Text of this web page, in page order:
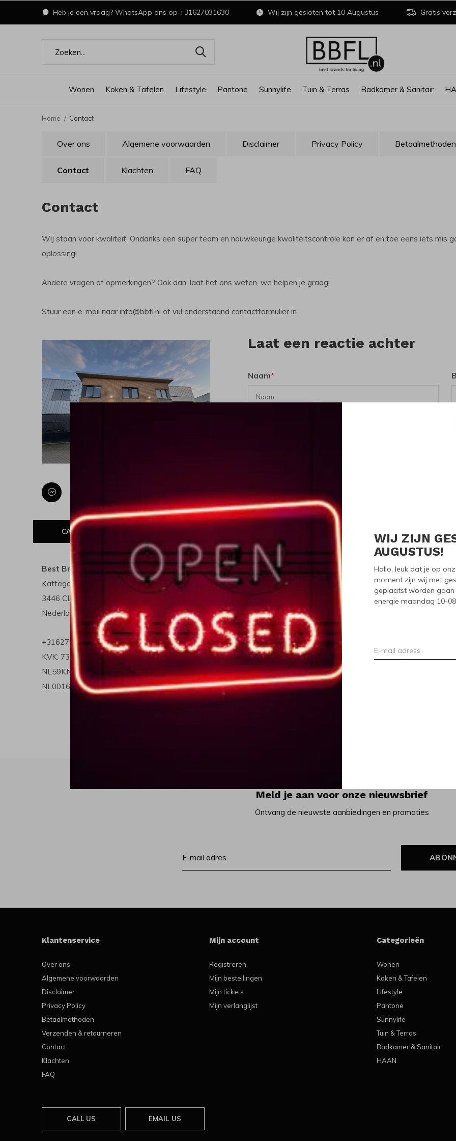
WIJ ZIJN
AUGUSTUS!
Hallo, leuk dat je op
moment zijn wij met
geplaatst worden gaan
energie maandag 10-
Wonen Koken & Tafelen Lifestyle Pantone Sunnylife Tuin & Terras Badkamer & Sanitair
Heb je een vraag? WhatsApp ons op +31627031630 Wij zijn gesloten tot 10 Augustus Gratis
Home Contact
Over ons Algemene voorwaarden Disclaimer Privacy Policy Betaalmethoden
Contact Klachten FAQ
Contact
Wij staan voor kwaliteit. Ondanks een super team en nauwkeurige kwaliteitscontrole kan er af en toe eens iets mis
oplossing!
Andere vragen of opmerkingen? Ook dan, laat het ons weten, we helpen je graag!
Stuur een e-mail naar info@bbfl.nl of vul onderstaand contactformulier in.
Laat een reactie achter
Naam*
Bericht*
* Verplichte velden
Send us a message
CALL US
Best Brands For Living
Kattegat 6A
3446 CL Woerden
Nederland
Open in Google maps
+31627031630
KVK: 73052302
NL59KNAB0604541546
NL001689768B15
Meld je aan voor onze nieuwsbrief
Ontvang de nieuwste aanbiedingen en promoties
Klantenservice
Over ons
Algemene voorwaarden
Disclaimer
Privacy Policy
Betaalmethoden
Verzenden & retourneren
Contact
Klachten
FAQ
Mijn account
Registreren
Mijn bestellingen
Mijn tickets
Mijn verlanglijst
Categorieën
Wonen
Koken & Tafelen
Lifestyle
Pantone
Sunnylife
Tuin & Terras
Badkamer & Sanitair
HAAN
CALL US EMAIL US